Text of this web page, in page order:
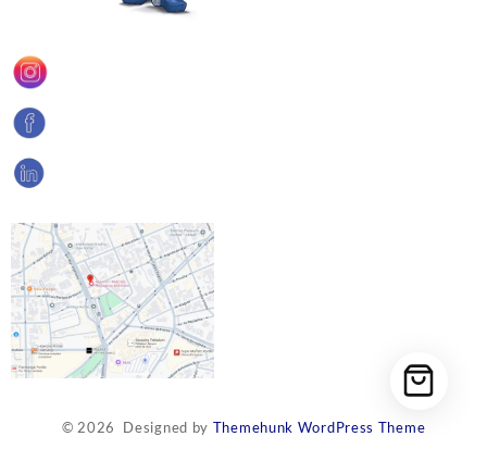
© 2026 Designed by Themehunk WordPress Theme